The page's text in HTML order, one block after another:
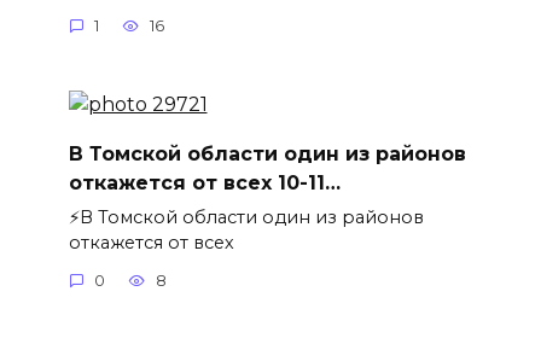
1 16
В Томской области один из районов
откажется от всех 10-11…
⚡️В Томской области один из районов
откажется от всех
0 8